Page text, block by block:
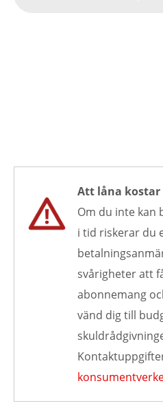
Att låna kostar
Om du inte kan
i tid riskerar du
svårigheter att
abonnemang
vänd dig till